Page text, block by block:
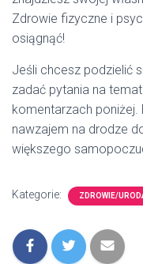
Zdrowie fizyczne i
osiągnąć!
Jeśli chcesz podzielić
zadać pytania na
komentarzach
nawzajem na drodze
większego
Kategorie: ZDROWIE/